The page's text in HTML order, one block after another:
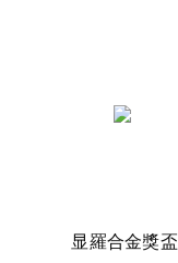
显羅合金獎盃